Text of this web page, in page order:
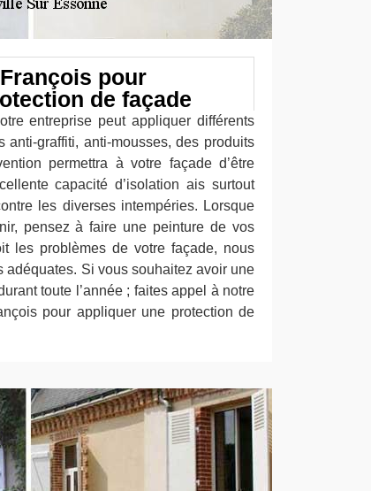
pour
de façade
entreprise peut appliquer différents
anti-graffiti, anti-mousses, des produits
permettra à votre façade d’être
capacité d’isolation ais surtout
les diverses intempéries. Lorsque
pensez à faire une peinture de vos
les problèmes de votre façade, nous
Si vous souhaitez avoir une
toute l’année ; faites appel à notre
pour appliquer une protection de